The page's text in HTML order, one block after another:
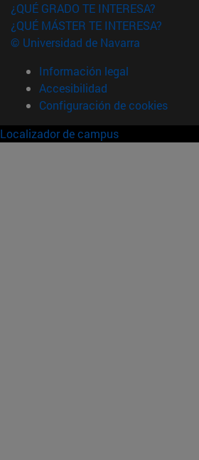
¿QUÉ GRADO TE INTERESA?
¿QUÉ MÁSTER TE INTERESA?
© Universidad de Navarra
Información legal
Accesibilidad
Configuración de cookies
Localizador de campus